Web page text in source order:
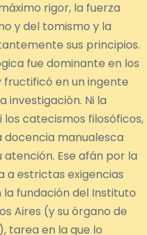
rigor, la fuerza
y del tomismo y la
sus principios.
fue dominante en los
en un ingente
investigación. Ni la
los catecismos filosóficos,
docencia manualesca
Ese afán por la
a estrictas exigencias
fundación del Instituto
Aires (y su órgano de
tarea en la que lo